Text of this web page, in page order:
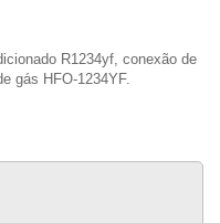
R1234yf, conexão de
gás HFO-1234YF.